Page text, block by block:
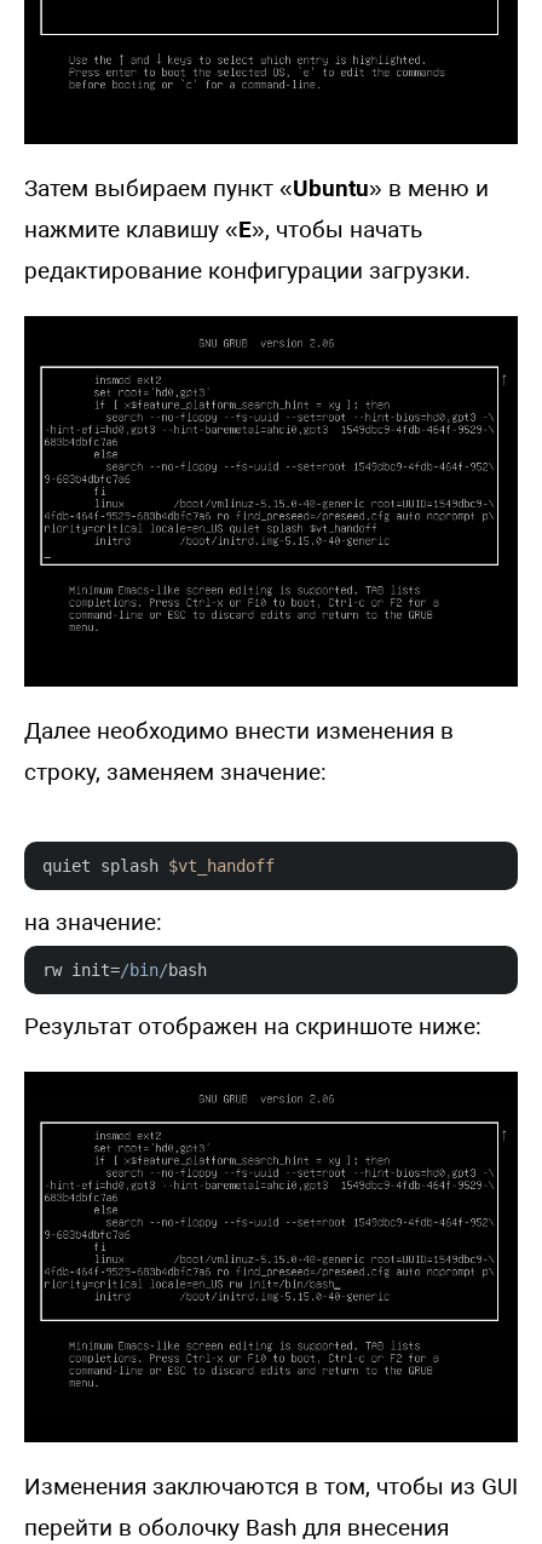
Затем выбираем пункт «Ubuntu» в меню и
нажмите клавишу «E», чтобы начать
редактирование конфигурации загрузки.
Далее необходимо внести изменения в
строку, заменяем значение:
quiet splash $vt_handoff
на значение:
rw init=/bin/bash
Результат отображен на скриншоте ниже:
Изменения заключаются в том, чтобы из GUI
перейти в оболочку Bash для внесения